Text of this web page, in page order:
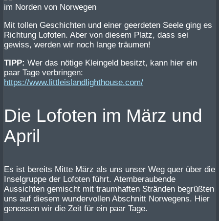
Mit tollen Geschichten und einer geerdeten Seele ging es
Richtung Lofoten. Aber von diesem Platz, dass sei
gewiss, werden wir noch lange träumen!
TIPP: Wer das nötige Kleingeld besitzt, kann hier ein
paar Tage verbringen:
https://www.littleislandlighthouse.com/
Die Lofoten im März und
April
Es ist bereits Mitte März als uns unser Weg quer über die
Inselgruppe der Lofoten führt. Atemberaubende
Aussichten gemischt mit traumhaften Stränden begrüßten
uns auf diesem wundervollen Abschnitt Norwegens. Hier
genossen wir die Zeit für ein paar Tage.